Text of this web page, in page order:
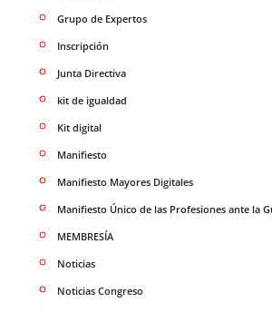
Grupo de Expertos
Inscripción
Junta Directiva
kit de igualdad
Kit digital
Manifiesto
Manifiesto Mayores Digitales
Manifiesto Único de las Profesiones ante la
MEMBRESÍA
Noticias
Noticias Congreso